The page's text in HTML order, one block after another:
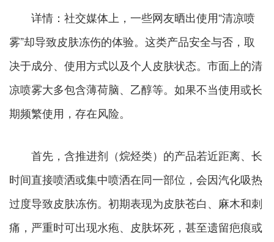
详情： 社交媒体上，一些网友晒出使用“清凉喷
雾”却导致皮肤冻伤的体验。这类产品安全与否，取
决于成分、使用方式以及个人皮肤状态。市面上的清
凉喷雾大多包含薄荷脑、乙醇等。如果不当使用或长
期频繁使用，存在风险。
首先，含推进剂（烷烃类）的产品若近距离、长
时间直接喷洒或集中喷洒在同一部位，会因汽化吸热
过度导致皮肤冻伤。 初期表现为皮肤苍白、麻木和刺
痛，严重时可出现水疱、皮肤坏死，甚至遗留疤痕或